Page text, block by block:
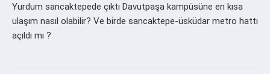
Yurdum sancaktepede çıktı Davutpaşa kampüsüne en kısa
ulaşım nasıl olabilir? Ve birde sancaktepe-üsküdar metro hattı
açıldı mı ?